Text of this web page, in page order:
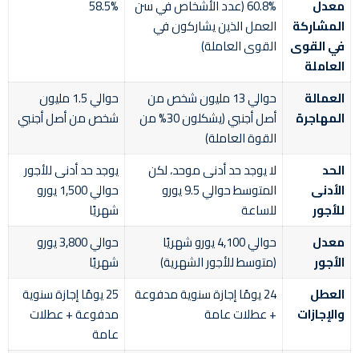
معدل
المشاركة
في القوى
العاملة
60.8% (عدد الأشخاص في سن
العمل الذين يشاركون في
القوى العاملة)
58.5%
العمالة
المهاجرة
حوالي 13 مليون شخص من
أصل أجنبي (يشكلون 30% من
القوة العاملة)
حوالي 1.5 مليون
شخص من أصل أجنبي
الحد
الأدنى
للأجور
لا يوجد حد أدنى موحد، لكن
المتوسط حوالي 9.5 يورو
للساعة
يوجد حد أدنى للأجور
حوالي 1,500 يورو
شهريًا
معدل
الأجور
حوالي 4,100 يورو شهريًا
(متوسط للأجور الشهرية)
حوالي 3,800 يورو
شهريًا
العطل
والإجازات
24 يومًا إجازة سنوية مدفوعة
+ عطلات عامة
25 يومًا إجازة سنوية
مدفوعة + عطلات
عامة